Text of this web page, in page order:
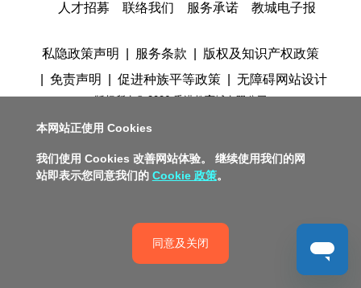
人才招募
联络我们 服务承诺 教城电子报
版权所有© 2026 香港教育城有限公司
私隐政策声明 服务条款
版权及知识产权政策
免责声明
促进种族平等政策 无障碍网站设计
本网站正使用 Cookies
我们使用 Cookies 改善网站体验。 继续使用我们的网
站即表示您同意我们的 Cookie 政策。
同意及关闭